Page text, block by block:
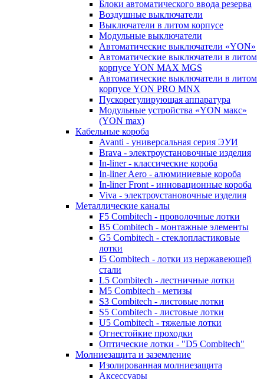
Блоки автоматического ввода резерва
Воздушные выключатели
Выключатели в литом корпусе
Модульные выключатели
Автоматические выключатели «YON»
Автоматические выключатели в литом
корпусе YON MAX MGS
Автоматические выключатели в литом
корпусе YON PRO MNX
Пускорегулирующая аппаратура
Модульные устройства «YON макс»
(YON max)
Кабельные короба
Avanti - универсальная серия ЭУИ
Brava - электроустановочные изделия
In-liner - классические короба
In-liner Aero - алюминиевые короба
In-liner Front - инновационные короба
Viva - электроустановочные изделия
Металлические каналы
F5 Combitech - проволочные лотки
B5 Combitech - монтажные элементы
G5 Combitech - стеклопластиковые
лотки
I5 Combitech - лотки из нержавеющей
стали
L5 Combitech - лестничные лотки
M5 Combitech - метизы
S3 Combitech - листовые лотки
S5 Combitech - листовые лотки
U5 Combitech - тяжелые лотки
Огнестойкие проходки
Оптические лотки - "D5 Combitech"
Молниезащита и заземление
Изолированная молниезащита
Аксессуары